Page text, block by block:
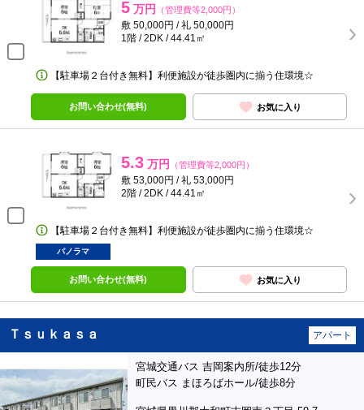
5 万円 （管理費等2,000円）
敷 50,000円 / 礼 50,000円
1階 / 2DK / 44.41㎡
【駐車場２台付き無料】利便施設が徒歩圏内に揃う住環境☆
お問い合わせ(無料) お気に入り
5.3 万円 （管理費等2,000円）
敷 53,000円 / 礼 53,000円
2階 / 2DK / 44.41㎡
【駐車場２台付き無料】利便施設が徒歩圏内に揃う住環境☆
パノラマ
お問い合わせ(無料) お気に入り
Ｔｓｕｋａｓａ アパート
宮城交通バス 吉岡案内所/徒歩12分
町民バス まほろばホール/徒歩8分